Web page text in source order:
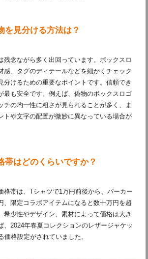
を見分ける方法は？
残念ながら多く出回っています。ボックスロ
感、タグのディテールなどを細かくチェック
分けるための重要なポイントです。信頼でき
最も安全です。例えば、偽物のボックスロゴ
チの均一性に粗さが見られることが多く、ま
トや文字の配置が微妙に異なっている場合が
帯はどのくらいですか？
格帯は、Tシャツで1万円前後から、パーカー
、限定コラボアイテムになると数十万円を超
希少性やデザイン、素材によって価格は大き
、2024年春夏コレクションのレザージャケッ
価格設定がされていました。